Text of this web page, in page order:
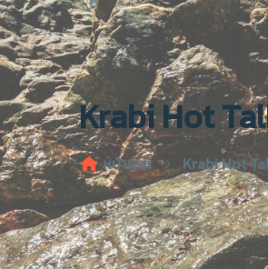
Krabi Hot
หน้าแรก Krabi Hot